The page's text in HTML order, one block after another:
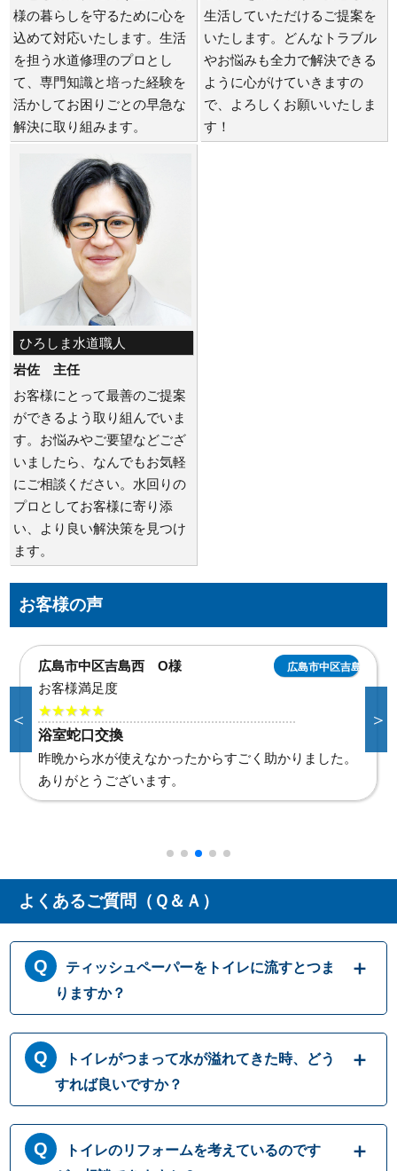
様の暮らしを守るために心を
込めて対応いたします。生活
を担う水道修理のプロとし
て、専門知識と培った経験を
活かしてお困りごとの早急な
解決に取り組みます。
生活していただけるご提案を
いたします。どんなトラブル
やお悩みも全力で解決できる
ように心がけていきますの
で、よろしくお願いいたしま
す！
ひろしま水道職人
岩佐 主任
お客様にとって最善のご提案
ができるよう取り組んでいま
す。お悩みやご要望などござ
いましたら、なんでもお気軽
にご相談ください。水回りの
プロとしてお客様に寄り添
い、より良い解決策を見つけ
ます。
お客様の声
広島市中区吉島西 O様 広島市中区吉島西
お客様満足度
★★★★★
浴室蛇口交換
昨晩から水が使えなかったからすごく助かりました。
ありがとうございます。
＜ ＞
よくあるご質問（Ｑ＆Ａ）
ティッシュペーパーをトイレに流すとつま
りますか？
トイレットペーパーはトイレに流す前提に作
られておりますが、ティッシュペーパーは繊
維の結びつきが強くほどけにくいため、トイ
レに流すと排水パイプ内でつまることがあり
ますので、決して流さないでください。トイ
レットペーパーも、一度に大量に流すとつま
トイレがつまって水が溢れてきた時、どう
すれば良いですか？
トイレにつまりが起きて水が流れて行かない
時には、無理に水を流すと溢れてしまう可能
トイレのリフォームを考えているのです